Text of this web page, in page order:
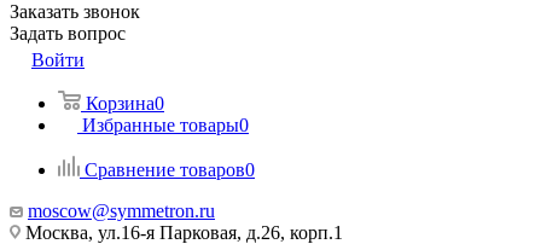
Заказать звонок
Задать вопрос
Войти
Корзина0
Избранные товары0
Сравнение товаров0
moscow@symmetron.ru
Москва, ул.16-я Парковая, д.26, корп.1